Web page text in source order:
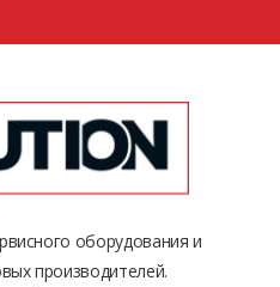
оборудования и
производителей.